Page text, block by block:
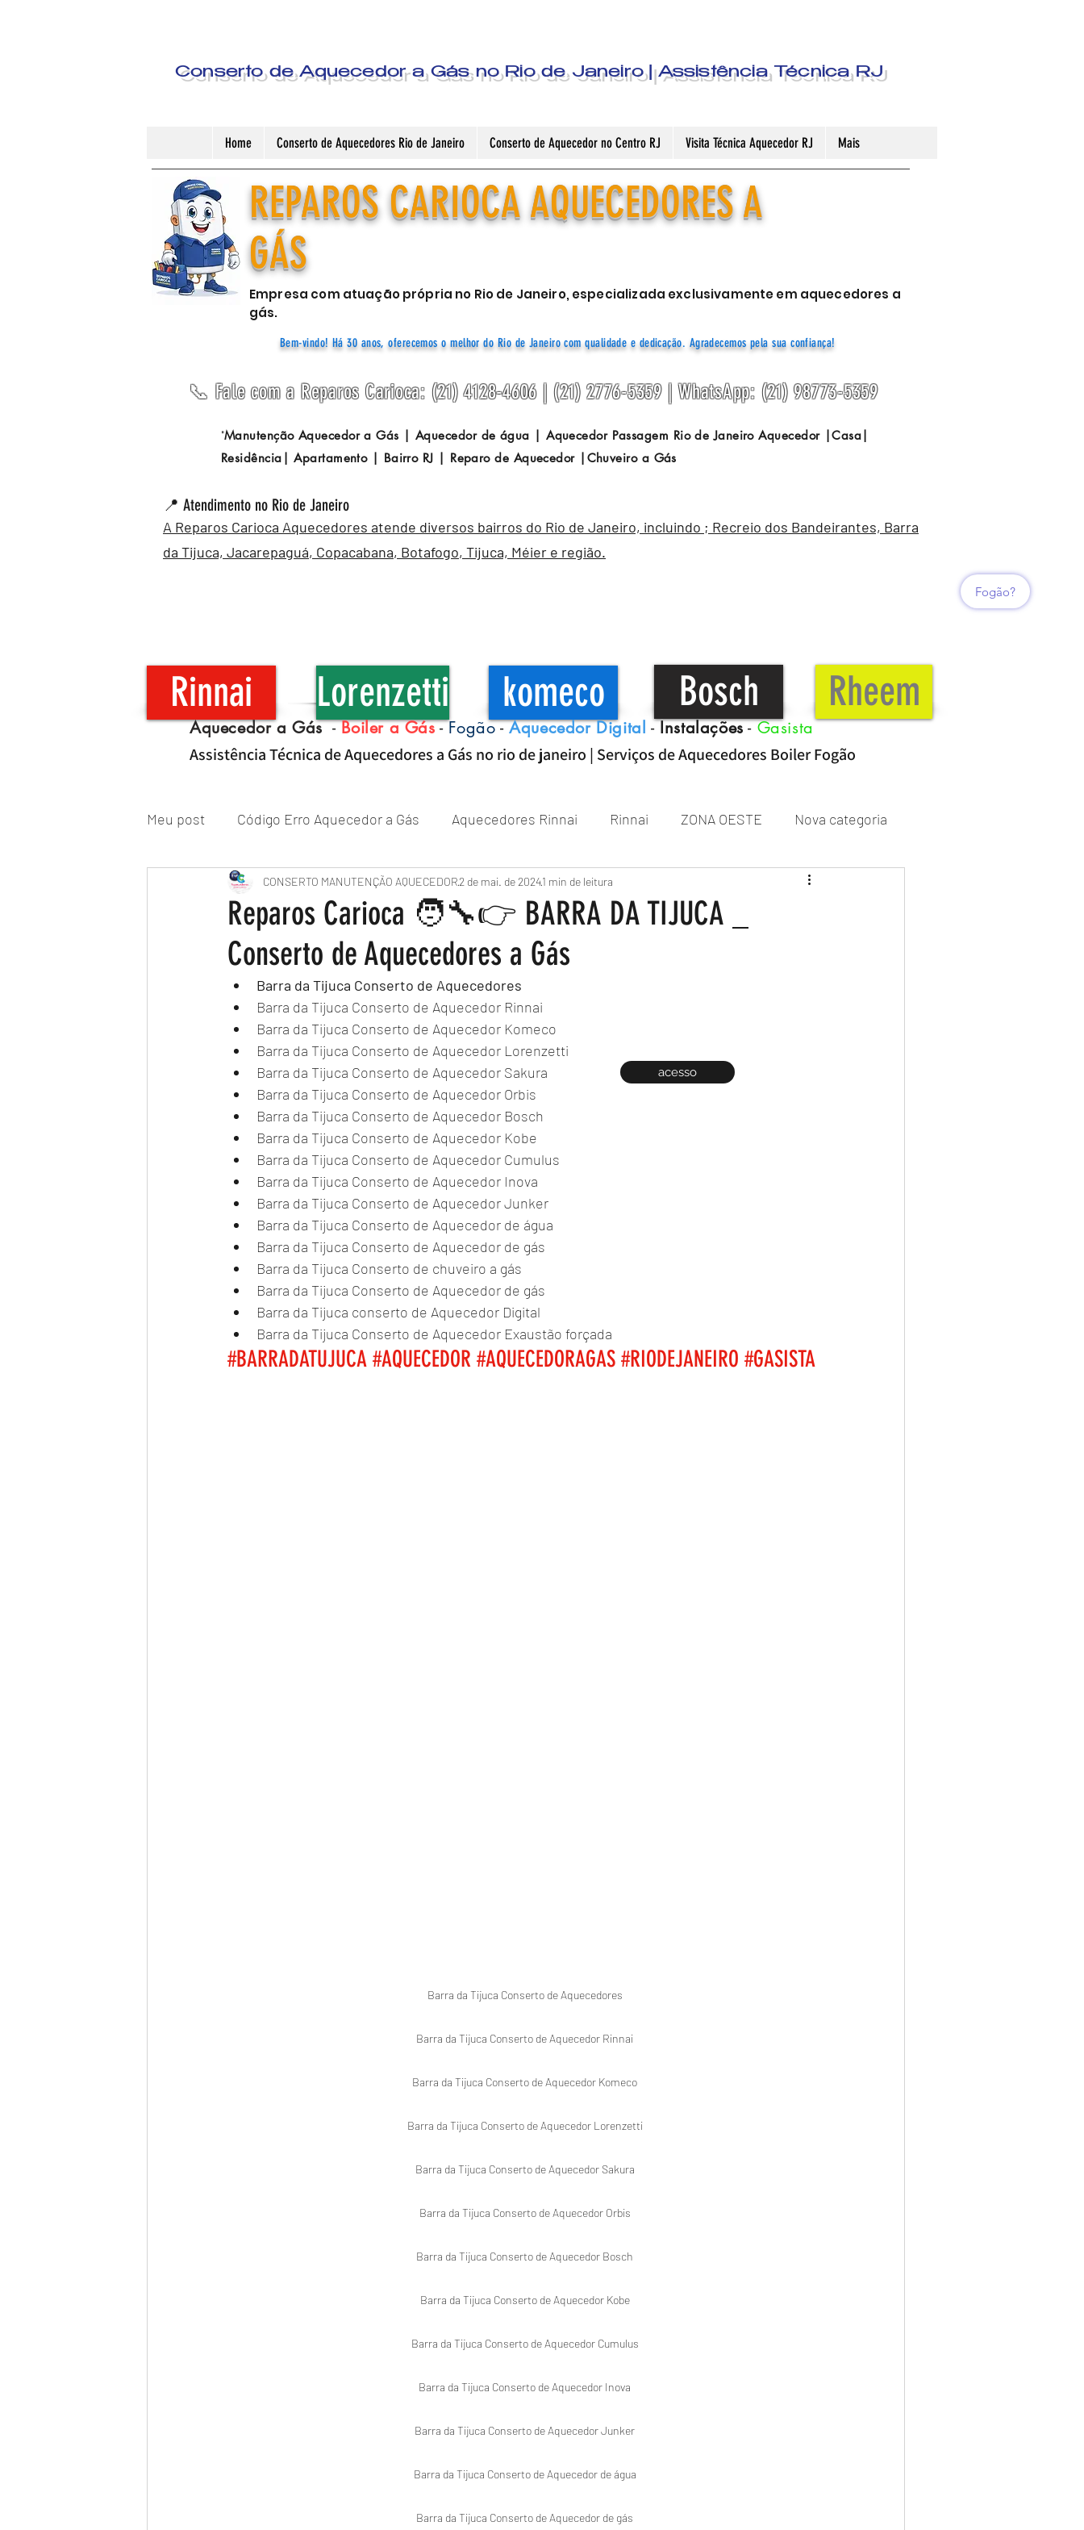
Conserto de Aquecedor a Gás no Rio de Janeiro | Assistência Técnica RJ
Home Conserto de Aquecedores Rio de Janeiro Conserto de Aquecedor no Centro RJ Visita Técnica Aquecedor RJ Mais
REPAROS CARIOCA AQUECEDORES A
GÁS
Empresa com atuação própria no Rio de Janeiro, especializada exclusivamente em aquecedores a
gás.
Bem-vindo! Há 30 anos, oferecemos o melhor do Rio de Janeiro com qualidade e dedicação. Agradecemos pela sua confiança!
📞 Fale com a Reparos Carioca: (21) 4128-4606 | (21) 2776-5359 | WhatsApp: (21) 98773-5359
"Manutenção Aquecedor a Gás | Aquecedor de água | Aquecedor Passagem Rio de Janeiro Aquecedor |Casa|
Residência| Apartamento | Bairro RJ | Reparo de Aquecedor |Chuveiro a Gás
📍 Atendimento no Rio de Janeiro
A Reparos Carioca Aquecedores atende diversos bairros do Rio de Janeiro, incluindo ; Recreio dos Bandeirantes, Barra
da Tijuca, Jacarepaguá, Copacabana, Botafogo, Tijuca, Méier e região.
Fogão?
Rinnai Lorenzetti komeco Bosch Rheem
Aquecedor a Gás-Boiler a Gás-Fogão-Aquecedor Digital -Instalações-Gasista
Assistência Técnica de Aquecedores a Gás no rio de janeiro | Serviços de Aquecedores Boiler Fogão
Meu post Código Erro Aquecedor a Gás Aquecedores Rinnai Rinnai ZONA OESTE Nova categoria
"ZONA NORTE RJ" Conserto|Aquecedor Próximo de Rio de janeiro
Reparo de Aquecedor a Gás Zona sul RJ aquecedor
Reparos Carioca 🧑‍🔧👉 BARRA DA TIJUCA _
Conserto de Aquecedores a Gás
CONSERTO MANUTENÇÃO AQUECEDOR2 de mai. de 20241 min de leitura
Barra da Tijuca Conserto de Aquecedores
Barra da Tijuca Conserto de Aquecedor Rinnai
Barra da Tijuca Conserto de Aquecedor Komeco
Barra da Tijuca Conserto de Aquecedor Lorenzetti
Barra da Tijuca Conserto de Aquecedor Sakura
Barra da Tijuca Conserto de Aquecedor Orbis
Barra da Tijuca Conserto de Aquecedor Bosch
Barra da Tijuca Conserto de Aquecedor Kobe
Barra da Tijuca Conserto de Aquecedor Cumulus
Barra da Tijuca Conserto de Aquecedor Inova
Barra da Tijuca Conserto de Aquecedor Junker
Barra da Tijuca Conserto de Aquecedor de água
Barra da Tijuca Conserto de Aquecedor de gás
Barra da Tijuca Conserto de chuveiro a gás
Barra da Tijuca Conserto de Aquecedor de gás
Barra da Tijuca conserto de Aquecedor Digital
Barra da Tijuca Conserto de Aquecedor Exaustão forçada
#BARRADATUJUCA #AQUECEDOR #AQUECEDORAGAS #RIODEJANEIRO #GASISTA
Barra da Tijuca Conserto de Aquecedores
Barra da Tijuca Conserto de Aquecedor Rinnai
Barra da Tijuca Conserto de Aquecedor Komeco
Barra da Tijuca Conserto de Aquecedor Lorenzetti
Barra da Tijuca Conserto de Aquecedor Sakura
Barra da Tijuca Conserto de Aquecedor Orbis
Barra da Tijuca Conserto de Aquecedor Bosch
Barra da Tijuca Conserto de Aquecedor Kobe
Barra da Tijuca Conserto de Aquecedor Cumulus
Barra da Tijuca Conserto de Aquecedor Inova
Barra da Tijuca Conserto de Aquecedor Junker
Barra da Tijuca Conserto de Aquecedor de água
Barra da Tijuca Conserto de Aquecedor de gás
acesso